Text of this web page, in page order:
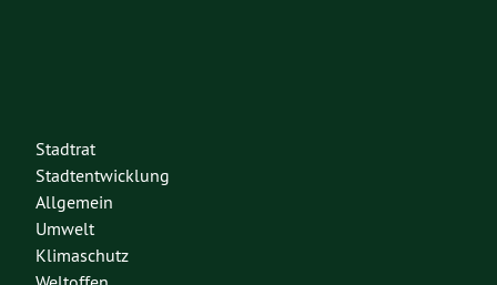
Stadtrat
Stadtentwicklung
Allgemein
Umwelt
Klimaschutz